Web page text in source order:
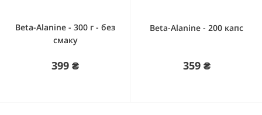
Beta-Alanine - 300 г - без
смаку
399 ₴
Beta-Alanine - 200 капс
359 ₴